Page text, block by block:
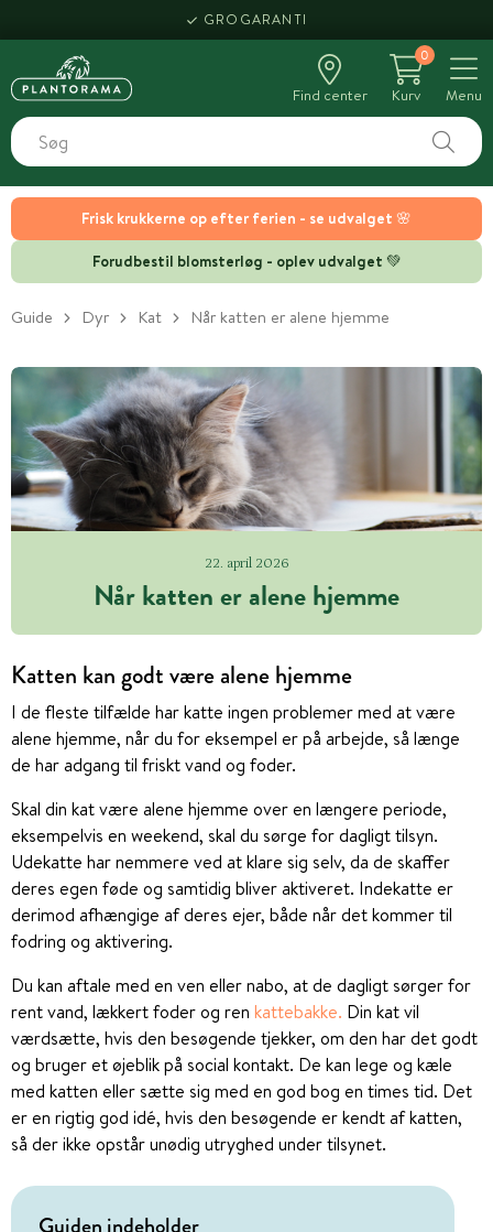
Frisk krukkerne op efter ferien - se udvalget 🌸
Forudbestil blomsterløg - oplev udvalget 💚
GROGARANTI
Find center
0
Kurv
Menu
Guide Dyr Kat Når katten er alene hjemme
22. april 2026
Når katten er alene hjemme
Katten kan godt være alene hjemme
I de fleste tilfælde har katte ingen problemer med at være
alene hjemme, når du for eksempel er på arbejde, så længe
de har adgang til friskt vand og foder.
Skal din kat være alene hjemme over en længere periode,
eksempelvis en weekend, skal du sørge for dagligt tilsyn.
Udekatte har nemmere ved at klare sig selv, da de skaffer
deres egen føde og samtidig bliver aktiveret. Indekatte er
derimod afhængige af deres ejer, både når det kommer til
fodring og aktivering.
Du kan aftale med en ven eller nabo, at de dagligt sørger for
rent vand, lækkert foder og ren kattebakke. Din kat vil
værdsætte, hvis den besøgende tjekker, om den har det godt
og bruger et øjeblik på social kontakt. De kan lege og kæle
med katten eller sætte sig med en god bog en times tid. Det
er en rigtig god idé, hvis den besøgende er kendt af katten,
så der ikke opstår unødig utryghed under tilsynet.
Guiden indeholder